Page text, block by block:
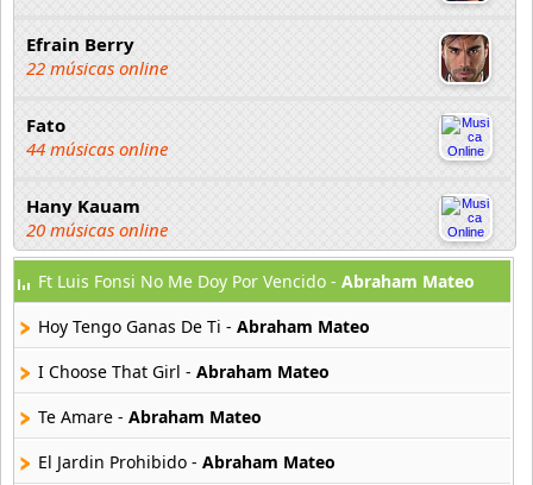
Efrain Berry
22 músicas online
Fato
44 músicas online
Hany Kauam
20 músicas online
Jaime Camil
18 músicas online
Jencarlos Canela
14 músicas online
56 músicas online
Ft Luis Fonsi No Me Doy Por Vencido - Abraham Mateo
Hoy Tengo Ganas De Ti - Abraham Mateo
I Choose That Girl - Abraham Mateo
Te Amare - Abraham Mateo
El Jardin Prohibido - Abraham Mateo